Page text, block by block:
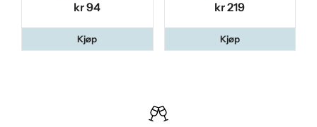
kr 94
Kjøp
kr 219
Kjøp